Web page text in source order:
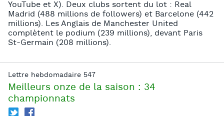
YouTube et X). Deux clubs sortent du lot : Real
Madrid (488 millions de followers) et Barcelone (442
millions). Les Anglais de Manchester United
complètent le podium (239 millions), devant Paris
St-Germain (208 millions).
Lettre hebdomadaire 547
Meilleurs onze de la saison : 34
championnats
T f